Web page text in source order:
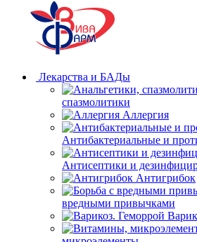
Лекарства и БАДы
спазмолитики
Аллергия
Антибактериальные и
Антисептики и
Антигрибок
вредными привычками